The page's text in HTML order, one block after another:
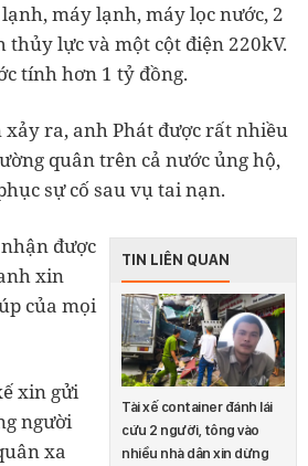
máy lạnh, máy lọc nước, 2
thủy lực và một cột điện 220kV.
tính hơn 1 tỷ đồng.
ra, anh Phát được rất nhiều
quân trên cả nước ủng hộ,
sự cố sau vụ tai nạn.
TIN LIÊN QUAN
Tài xế container đánh lái
cứu 2 người, tông vào
nhiều nhà dân xin dừng
được
xin
của mọi
xin gửi
người
xa